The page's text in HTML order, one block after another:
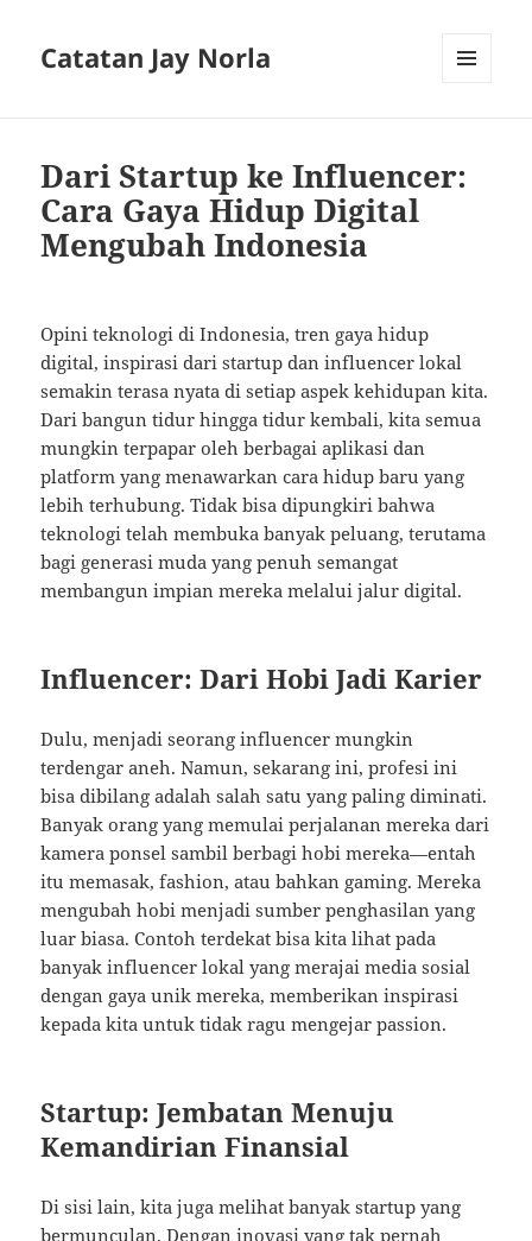
Catatan Jay Norla
Dari Startup ke Influencer:
Cara Gaya Hidup Digital
Mengubah Indonesia
Opini teknologi di Indonesia, tren gaya hidup
digital, inspirasi dari startup dan influencer lokal
semakin terasa nyata di setiap aspek kehidupan kita.
Dari bangun tidur hingga tidur kembali, kita semua
mungkin terpapar oleh berbagai aplikasi dan
platform yang menawarkan cara hidup baru yang
lebih terhubung. Tidak bisa dipungkiri bahwa
teknologi telah membuka banyak peluang, terutama
bagi generasi muda yang penuh semangat
membangun impian mereka melalui jalur digital.
Influencer: Dari Hobi Jadi Karier
Dulu, menjadi seorang influencer mungkin
terdengar aneh. Namun, sekarang ini, profesi ini
bisa dibilang adalah salah satu yang paling diminati.
Banyak orang yang memulai perjalanan mereka dari
kamera ponsel sambil berbagi hobi mereka—entah
itu memasak, fashion, atau bahkan gaming. Mereka
mengubah hobi menjadi sumber penghasilan yang
luar biasa. Contoh terdekat bisa kita lihat pada
banyak influencer lokal yang merajai media sosial
dengan gaya unik mereka, memberikan inspirasi
kepada kita untuk tidak ragu mengejar passion.
Startup: Jembatan Menuju
Kemandirian Finansial
Di sisi lain, kita juga melihat banyak startup yang
bermunculan. Dengan inovasi yang tak pernah